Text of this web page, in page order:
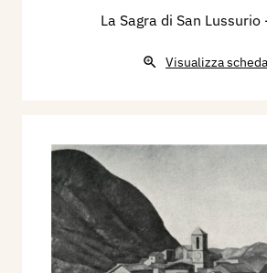
orignale su legno in Italia, 300
xilografiche, Prefazione di Luigi
Bologna, tav. n. 163.
1930 - Alberto Zajotti, L’Arte
Biennale di Venezia, Ospitalità
ottobre-novembre, pp. 25/29.
1932 - Paolo Monelli, Le scarpe
litografie originali di M. Vellani-
La Sagra di San Lussurio
Visualizza scheda